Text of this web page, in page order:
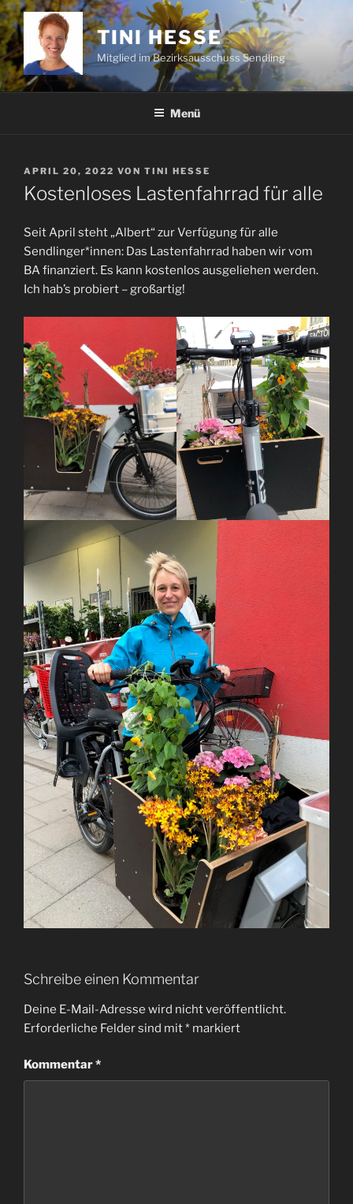
Zum
Inhalt
springen
TINI HESSE
Mitglied im Bezirksausschuss Sendling
Menü
VERÖFFENTLICHT
AM
APRIL 20, 2022 VON TINI HESSE
Kostenloses Lastenfahrrad für alle
Seit April steht „Albert“ zur Verfügung für alle
Sendlinger*innen: Das Lastenfahrrad haben wir vom
BA finanziert. Es kann kostenlos ausgeliehen werden.
Ich hab’s probiert – großartig!
Schreibe einen Kommentar
Deine E-Mail-Adresse wird nicht veröffentlicht.
Erforderliche Felder sind mit* markiert
Kommentar*